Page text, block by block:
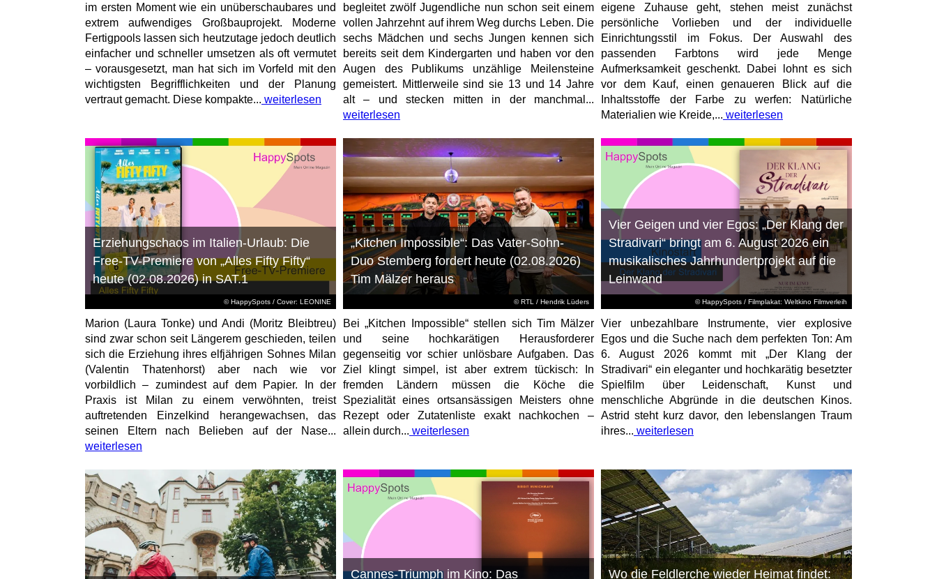
im ersten Moment wie ein unüberschaubares und
extrem aufwendiges Großbauprojekt. Moderne
Fertigpools lassen sich heutzutage jedoch deutlich
einfacher und schneller umsetzen als oft vermutet
– vorausgesetzt, man hat sich im Vorfeld mit den
wichtigsten Begrifflichkeiten und der Planung
vertraut gemacht. Diese kompakte... weiterlesen
begleitet zwölf Jugendliche nun schon seit einem
vollen Jahrzehnt auf ihrem Weg durchs Leben. Die
sechs Mädchen und sechs Jungen kennen sich
bereits seit dem Kindergarten und haben vor den
Augen des Publikums unzählige Meilensteine
gemeistert. Mittlerweile sind sie 13 und 14 Jahre
alt – und stecken mitten in der manchmal...
weiterlesen
eigene Zuhause geht, stehen meist zunächst
persönliche Vorlieben und der individuelle
Einrichtungsstil im Fokus. Der Auswahl des
passenden Farbtons wird jede Menge
Aufmerksamkeit geschenkt. Dabei lohnt es sich
vor dem Kauf, einen genaueren Blick auf die
Inhaltsstoffe der Farbe zu werfen: Natürliche
Materialien wie Kreide,... weiterlesen
© HappySpots / Cover: LEONINE
Erziehungschaos im Italien-Urlaub: Die
Free-TV-Premiere von „Alles Fifty Fifty“
heute (02.08.2026) in SAT.1
Marion (Laura Tonke) und Andi (Moritz Bleibtreu)
sind zwar schon seit Längerem geschieden, teilen
sich die Erziehung ihres elfjährigen Sohnes Milan
(Valentin Thatenhorst) aber nach wie vor
vorbildlich – zumindest auf dem Papier. In der
Praxis ist Milan zu einem verwöhnten, treist
auftretenden Einzelkind herangewachsen, das
seinen Eltern nach Belieben auf der Nase...
weiterlesen
©RTL / Hendrik Lüders
„Kitchen Impossible“: Das Vater-Sohn-
Duo Stemberg fordert heute (02.08.2026)
Tim Mälzer heraus
Bei „Kitchen Impossible“ stellen sich Tim Mälzer
und seine hochkarätigen Herausforderer
gegenseitig vor schier unlösbare Aufgaben. Das
Ziel klingt simpel, ist aber extrem tückisch: In
fremden Ländern müssen die Köche die
Spezialität eines ortsansässigen Meisters ohne
Rezept oder Zutatenliste exakt nachkochen –
allein durch... weiterlesen
© HappySpots / Filmplakat: Weltkino Filmverleih
Vier Geigen und vier Egos: „Der Klang der
Stradivari“ bringt am 6. August 2026 ein
musikalisches Jahrhundertprojekt auf die
Leinwand
Vier unbezahlbare Instrumente, vier explosive
Egos und die Suche nach dem perfekten Ton: Am
6. August 2026 kommt mit „Der Klang der
Stradivari“ ein eleganter und hochkarätig besetzter
Spielfilm über Leidenschaft, Kunst und
menschliche Abgründe in die deutschen Kinos.
Astrid steht kurz davor, den lebenslangen Traum
ihres... weiterlesen
Cannes-Triumph im Kino: Das Wo die Feldlerche wieder Heimat findet: